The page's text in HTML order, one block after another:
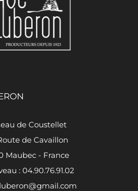
de Coustellet
de Cavaillon
Maubec - France
: 04.90.76.91.02